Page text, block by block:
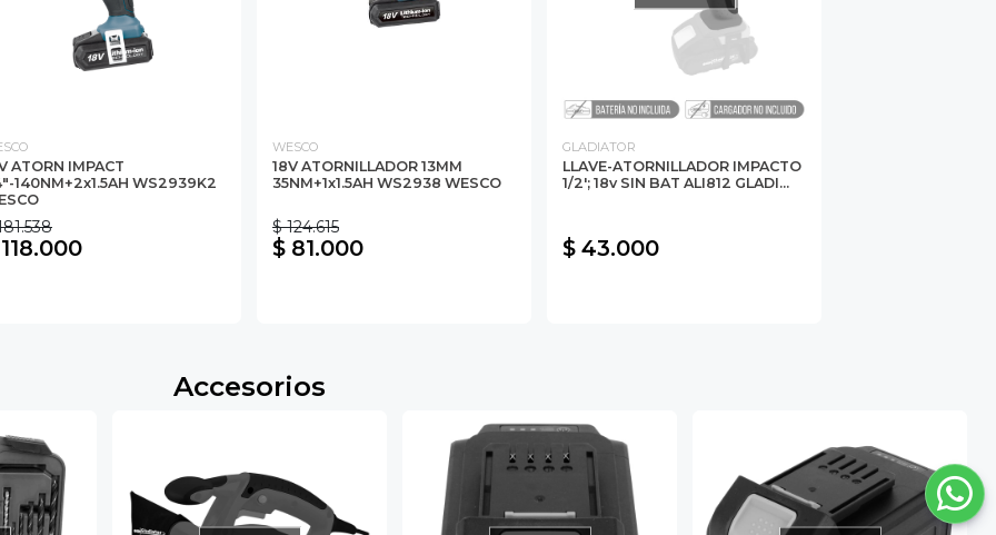
ATORN IMPACT
140NM+2x1.5AH WS2939K2
WESCO
18V ATORNILLADOR 13MM
35NM+1x1.5AH WS2938 WESCO
$ 124.615
$ 81.000
GLADIATOR
LLAVE-ATORNILLADOR IMPACTO
1/2'; 18v SIN BAT ALI812 GLADI...
$ 43.000
Accesorios